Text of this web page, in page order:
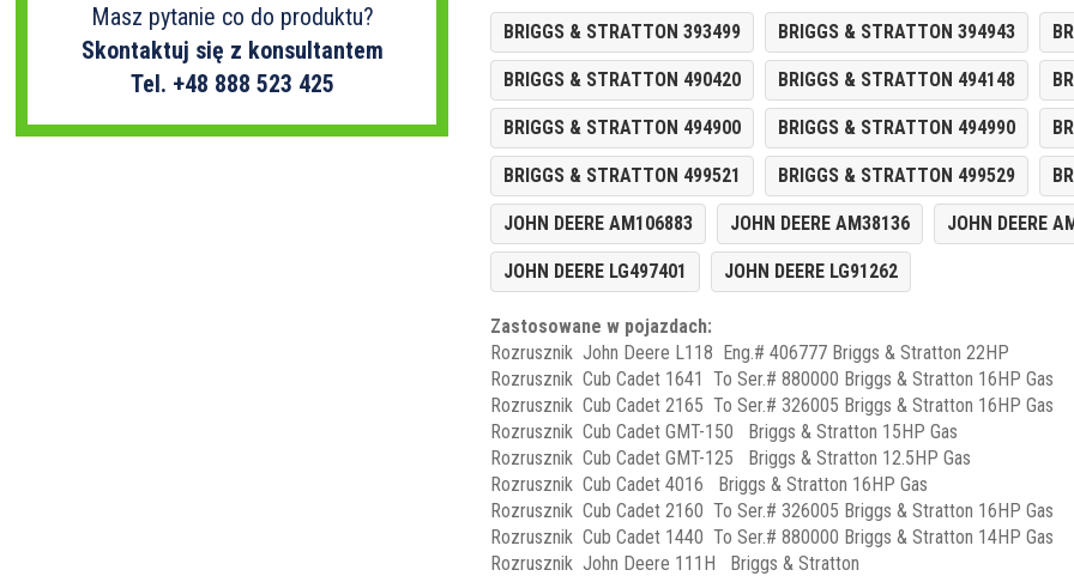
Masz pytanie co do produktu?
Skontaktuj się z konsultantem
Tel. +48 888 523 425
BRIGGS & STRATTON 393499 BRIGGS & STRATTON 394943
BRIGGS & STRATTON 490420 BRIGGS & STRATTON 494148
BRIGGS & STRATTON 494900 BRIGGS & STRATTON 494990
BRIGGS & STRATTON 499521 BRIGGS & STRATTON 499529
JOHN DEERE AM106883 JOHN DEERE AM38136 JOHN DEERE
JOHN DEERE LG497401 JOHN DEERE LG91262
Zastosowane w pojazdach:
Rozrusznik John Deere L118 Eng.# 406777 Briggs & Stratton 22HP
Rozrusznik Cub Cadet 1641 To Ser.# 880000 Briggs & Stratton 16HP Gas
Rozrusznik Cub Cadet 2165 To Ser.# 326005 Briggs & Stratton 16HP Gas
Rozrusznik Cub Cadet GMT-150 Briggs & Stratton 15HP Gas
Rozrusznik Cub Cadet GMT-125 Briggs & Stratton 12.5HP Gas
Rozrusznik Cub Cadet 4016 Briggs & Stratton 16HP Gas
Rozrusznik Cub Cadet 2160 To Ser.# 326005 Briggs & Stratton 16HP Gas
Rozrusznik Cub Cadet 1440 To Ser.# 880000 Briggs & Stratton 14HP Gas
Rozrusznik John Deere 111H Briggs & Stratton